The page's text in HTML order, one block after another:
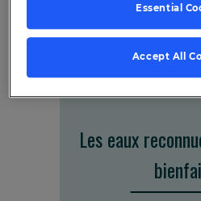
Les eaux
Essential
Accept All